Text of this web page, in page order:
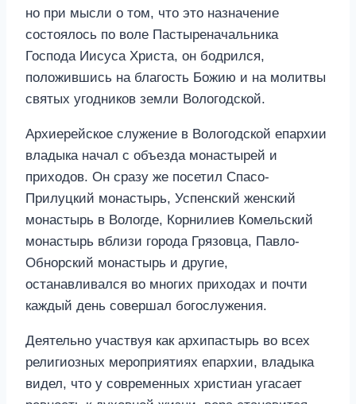
но при мысли о том, что это назначение
состоялось по воле Пастыреначальника
Господа Иисуса Христа, он бодрился,
положившись на благость Божию и на молитвы
святых угодников земли Вологодской.
Архиерейское служение в Вологодской епархии
владыка начал с объезда монастырей и
приходов. Он сразу же посетил Спасо-
Прилуцкий монастырь, Успенский женский
монастырь в Вологде, Корнилиев Комельский
монастырь вблизи города Грязовца, Павло-
Обнорский монастырь и другие,
останавливался во многих приходах и почти
каждый день совершал богослужения.
Деятельно участвуя как архипастырь во всех
религиозных мероприятиях епархии, владыка
видел, что у современных христиан угасает